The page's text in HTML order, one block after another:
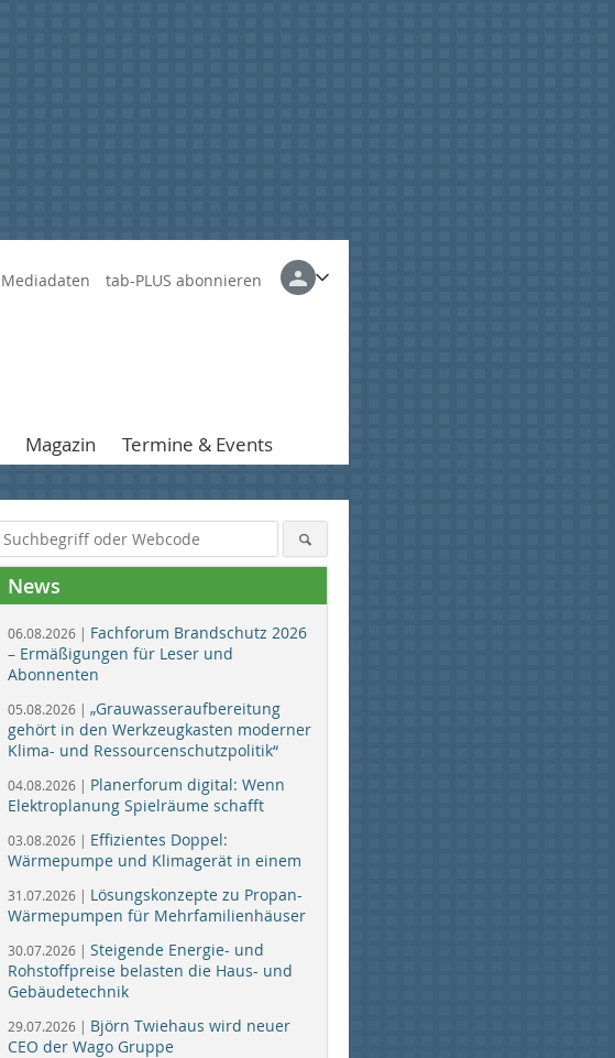
Mediadaten tab-PLUS abonnieren
Magazin Termine & Events
Foto: Jörg Albano-Müller
News
06.08.2026 | Fachforum Brandschutz 2026
– Ermäßigungen für Leser und
Abonnenten
05.08.2026 | „Grauwasseraufbereitung
gehört in den Werkzeugkasten moderner
Klima- und Ressourcenschutzpolitik“
04.08.2026 | Planerforum digital: Wenn
Elektroplanung Spielräume schafft
03.08.2026 | Effizientes Doppel:
Wärmepumpe und Klimagerät in einem
31.07.2026 | Lösungskonzepte zu Propan-
Wärmepumpen für Mehrfamilienhäuser
30.07.2026 | Steigende Energie- und
Rohstoffpreise belasten die Haus- und
Gebäudetechnik
29.07.2026 | Björn Twiehaus wird neuer
CEO der Wago Gruppe